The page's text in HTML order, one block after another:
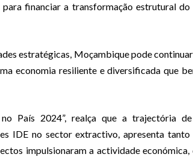
para financiar a transformação estrutural
estratégicas, Moçambique pode
economia resiliente e diversificada que
País 2024”, realça que a trajectória
IDE no sector extractivo, apresenta
impulsionaram a actividade